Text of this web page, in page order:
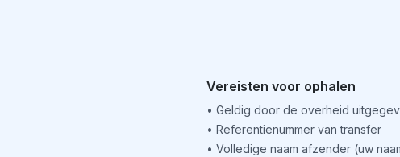
Vereisten voor ophalen
• Geldig door de overheid
• Referentienummer van transfer
• Volledige naam afzender (uw